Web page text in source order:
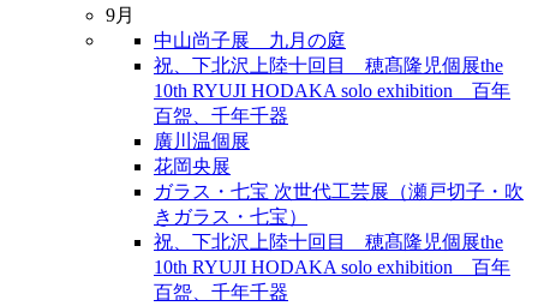
9月
中山尚子展 九月の庭
祝、下北沢上陸十回目 穂髙隆児個展the
10th RYUJI HODAKA solo exhibition 百年
百盌、千年千器
廣川温個展
花岡央展
ガラス・七宝 次世代工芸展（瀬戸切子・吹
きガラス・七宝）
祝、下北沢上陸十回目 穂髙隆児個展the
10th RYUJI HODAKA solo exhibition 百年
百盌、千年千器